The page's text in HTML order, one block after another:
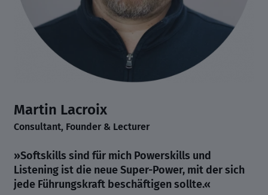
Martin Lacroix
Consultant, Founder & Lecturer
»Softskills sind für mich Powerskills und
Listening ist die neue Super-Power, mit der sich
jede Führungskraft beschäftigen sollte.«